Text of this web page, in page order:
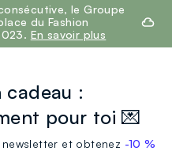
le Groupe
du Fashion
En savoir plus
cadeau :
pour toi 💌
et obtenez -10 %